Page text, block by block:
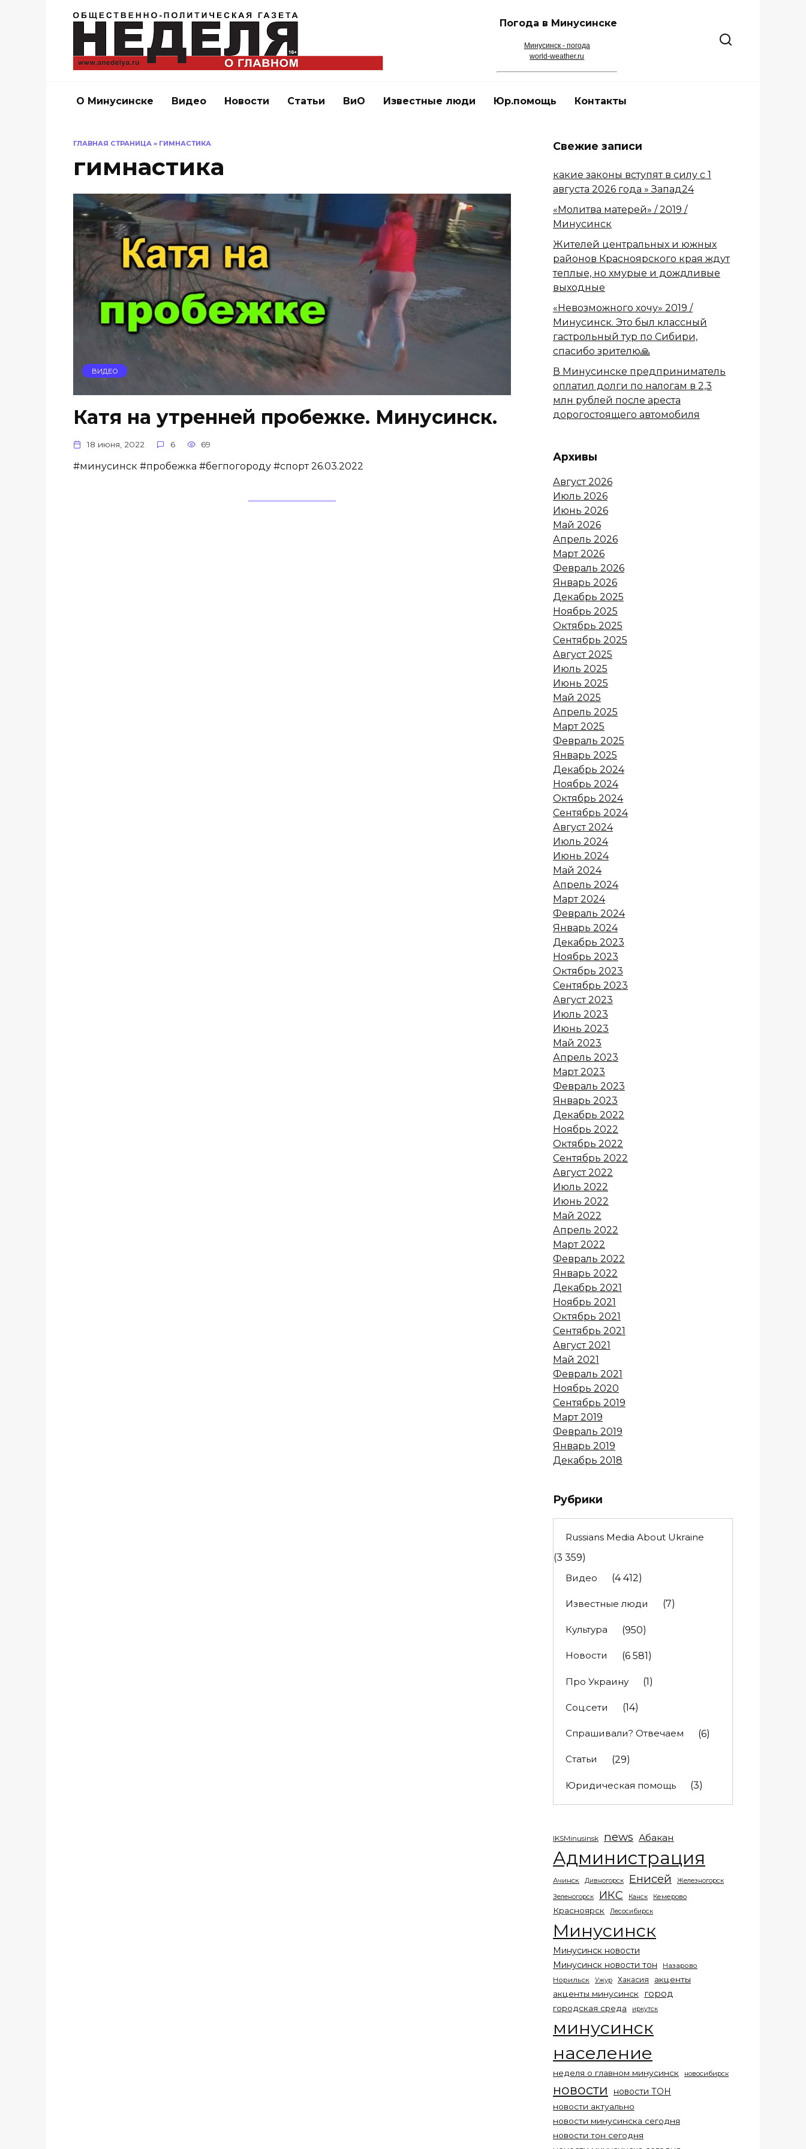
Погода в Минусинске
Минусинск - погода
world-weather.ru
О Минусинске Видео Новости Статьи ВиО Известные люди Юр.помощь Контакты
ГЛАВНАЯ СТРАНИЦА » ГИМНАСТИКА
гимнастика
ВИДЕО
Катя на утренней пробежке. Минусинск.
18 июня, 2022 6 69
#минусинск #пробежка #бегпогороду #спорт 26.03.2022
Свежие записи
какие законы вступят в силу с 1
августа 2026 года » Запад24
«Молитва матерей» / 2019 /
Минусинск
Жителей центральных и южных
районов Красноярского края ждут
теплые, но хмурые и дождливые
выходные
«Невозможного хочу» 2019 /
Минусинск. Это был классный
гастрольный тур по Сибири,
спасибо зрителю🙏
В Минусинске предприниматель
оплатил долги по налогам в 2,3
млн рублей после ареста
дорогостоящего автомобиля
Архивы
Август 2026
Июль 2026
Июнь 2026
Май 2026
Апрель 2026
Март 2026
Февраль 2026
Январь 2026
Декабрь 2025
Ноябрь 2025
Октябрь 2025
Сентябрь 2025
Август 2025
Июль 2025
Июнь 2025
Май 2025
Апрель 2025
Март 2025
Февраль 2025
Январь 2025
Декабрь 2024
Ноябрь 2024
Октябрь 2024
Сентябрь 2024
Август 2024
Июль 2024
Июнь 2024
Май 2024
Апрель 2024
Март 2024
Февраль 2024
Январь 2024
Декабрь 2023
Ноябрь 2023
Октябрь 2023
Сентябрь 2023
Август 2023
Июль 2023
Июнь 2023
Май 2023
Апрель 2023
Март 2023
Февраль 2023
Январь 2023
Декабрь 2022
Ноябрь 2022
Октябрь 2022
Сентябрь 2022
Август 2022
Июль 2022
Июнь 2022
Май 2022
Апрель 2022
Март 2022
Февраль 2022
Январь 2022
Декабрь 2021
Ноябрь 2021
Октябрь 2021
Сентябрь 2021
Август 2021
Май 2021
Февраль 2021
Ноябрь 2020
Сентябрь 2019
Март 2019
Февраль 2019
Январь 2019
Декабрь 2018
Рубрики
Russians Media About Ukraine
(3 359)
Видео
(4 412)
Известные люди (7)
Культура (950)
Новости (6 581)
Про Украину (1)
Соц.сети (14)
Спрашивали? Отвечаем (6)
Статьи (29)
Юридическая помощь (3)
IKSMinusinsk news Абакан
Администрация
Ачинск Дивногорск Енисей Железногорск
Зеленогорск ИКС Канск Кемерово
Красноярск Лесосибирск
Минусинск
Минусинск новости
Минусинск новости тон
Назарово
Норильск
Ужур Хакасия
акценты
акценты минусинск
город
городская среда иркутск
минусинск
население
неделя о главном минусинск новосибирск
новости новости ТОН
новости актуально
новости минусинска сегодня
новости тон сегодня